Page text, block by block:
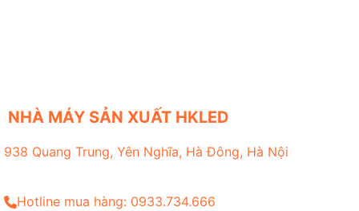
NHÀ MÁY SẢN XUẤT HKLED
938 Quang Trung, Yên Nghĩa, Hà Đông, Hà Nội
Hotline mua hàng: 0933.734.666